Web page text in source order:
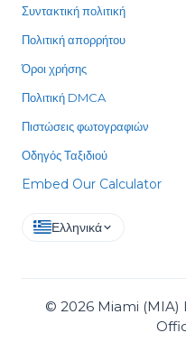
Συντακτική πολιτική
Πολιτική απορρήτου
Όροι χρήσης
Πολιτική DMCA
Πιστώσεις φωτογραφιών
Οδηγός Ταξιδιού
Embed Our Calculator
Ελληνικά
© 2026 Miami